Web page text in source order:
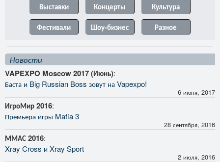
Выставки Концерты
Культура
Фестивали
Шоу-бизнес Разное
Новости
VAPEXPO Moscow 2017 (Июнь):
Баста и Big Russian Boss зовут на Vapexpo!
6 июня, 2017
ИгроМир 2016:
Премьера игры Mafia 3
28 сентября, 2016
ММАС 2016:
Xray Cross и Xray Sport
2 июля, 2016